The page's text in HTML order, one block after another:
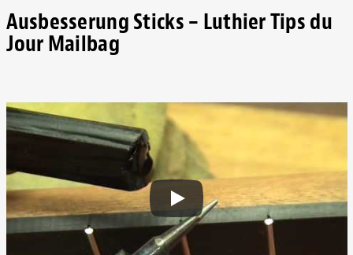
Ausbesserung Sticks – Luthier Tips du
Jour Mailbag